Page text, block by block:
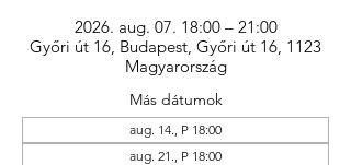
2026. aug. 07. 18:00 – 21:00
Győri út 16, Budapest, Győri út 16, 1123
Magyarország
Más dátumok
aug. 14., P 18:00
aug. 21., P 18:00